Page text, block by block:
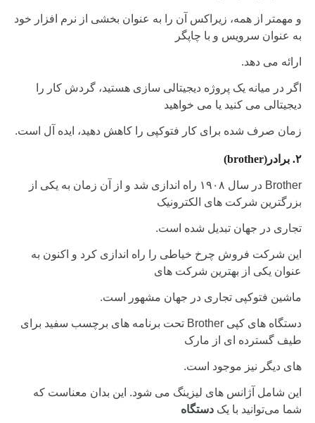
و مهمتر از همه، زیراکس آن را به عنوان بخشی از نرم افزار خود
به عنوان سرویس و با چاپگر
ارائه می دهد.
اگر در میانه یک پروژه دیجیتالی سازی هستید، گردش کار را
دیجیتالی می کنید یا می خواهید
زمان صرف شده برای کار فتوکپی را کاهش دهید، ایده آل است.
۲. برادر(brother)
Brother در سال ۱۹۰۸ راه اندازی شد و از آن زمان به یکی از
بزرگترین شرکت های الکترونیک
تجاری در جهان تبدیل شده است.
این شرکت فروش چرخ خیاطی را راه اندازی کرد و اکنون به
عنوان یکی از بهترین شرکت های
ماشین فتوکپی تجاری در جهان مشهور است.
دستگاه های کپی Brother تحت برنامه های برچسب سفید برای
طیف گسترده ای از مارک
های دیگر نیز موجود است.
این شامل آژانس های لیزینگ می شود. این بدان معناست که
شما می‌توانید با یکدستگاه